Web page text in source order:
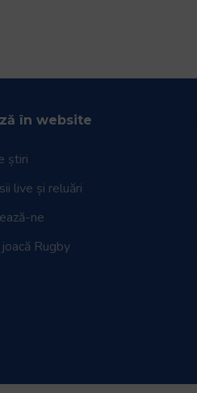
în website
știri
live și reluări
ne
Rugby